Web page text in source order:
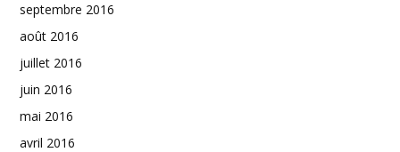
septembre 2016
août 2016
juillet 2016
juin 2016
mai 2016
avril 2016